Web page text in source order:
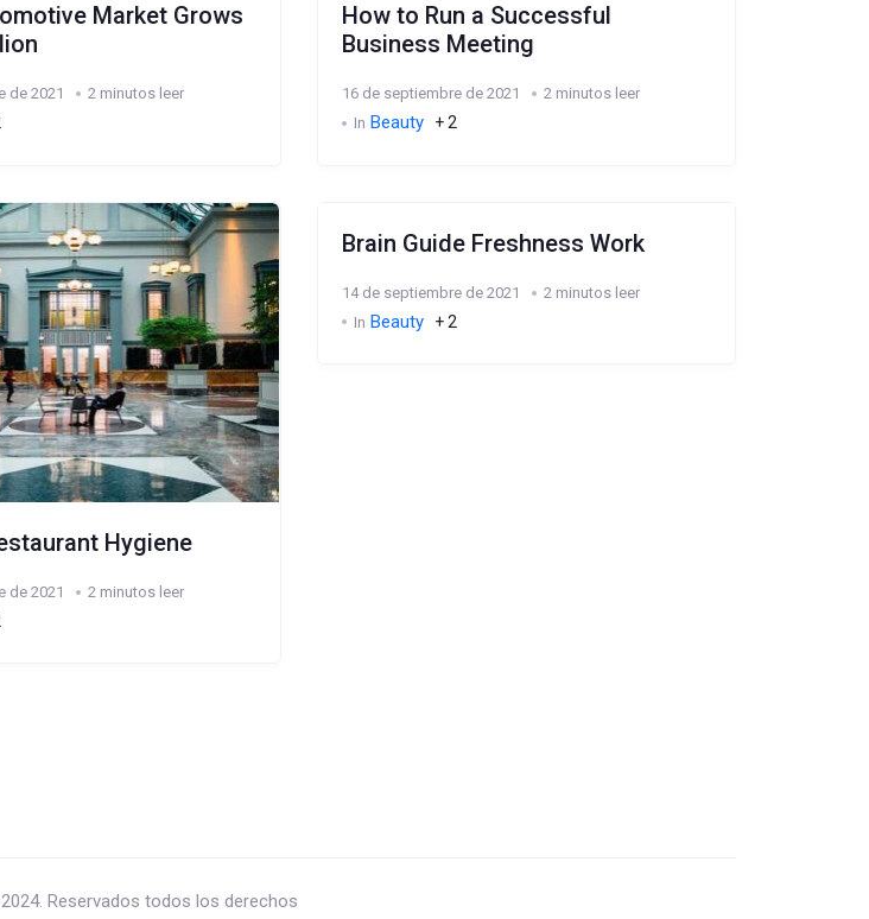
Market Grows
de 2021
2 minutos leer
How to Run a Successful
Business Meeting
16 de septiembre de 2021
2 minutos leer
In Beauty + 2
Hygiene
de 2021
2 minutos leer
Brain Guide Freshness Work
14 de septiembre de 2021
2 minutos leer
In Beauty + 2
Reservados todos los derechos